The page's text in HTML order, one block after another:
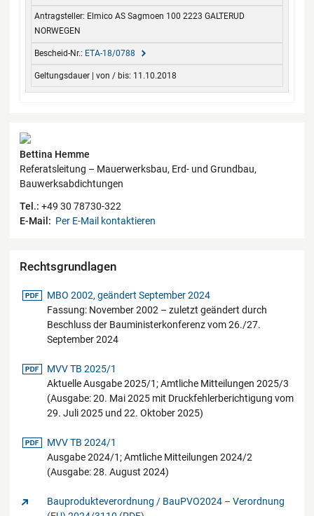
Elmico AS Sagmoen 100 2223 GALTERUD
NORWEGEN
ETA-18/0788
11.10.2018
Kontaktdaten
Bettina Hemme
Referatsleitung – Mauerwerksbau, Erd- und Grundbau,
Bauwerksabdichtungen
Tel.: +49 30 78730-322
E-Mail: Per E-Mail kontaktieren
Rechtsgrundlagen
pdf-Datei
MBO 2002, geändert September 2024
Fassung: November 2002 – zuletzt geändert durch
Beschluss der Bauministerkonferenz vom 26./27.
September 2024
pdf-Datei
MVV TB 2025/1
Aktuelle Ausgabe 2025/1; Amtliche Mitteilungen 2025/3
(Ausgabe: 20. Mai 2025 mit Druckfehlerberichtigung vom
29. Juli 2025 und 22. Oktober 2025)
pdf-Datei
MVV TB 2024/1
Ausgabe 2024/1; Amtliche Mitteilungen 2024/2
(Ausgabe: 28. August 2024)
Bauprodukteverordnung / BauPVO2024 – Verordnung